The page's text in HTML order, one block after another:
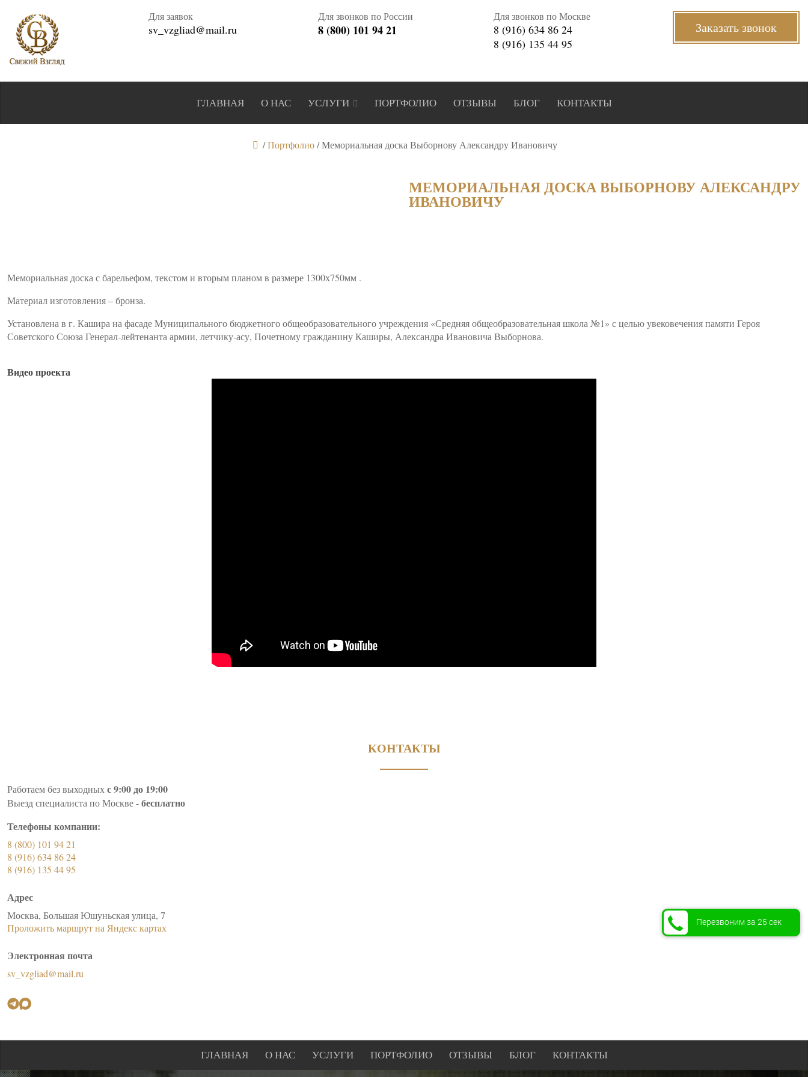
Для заявок
sv_vzgliad@mail.ru
Для звонков по России
8 (800) 101 94 21
Для звонков по Москве
8 (916) 634 86 24
8 (916) 135 44 95
Заказать звонок
ГЛАВНАЯ О НАС УСЛУГИ ПОРТФОЛИО ОТЗЫВЫ БЛОГ КОНТАКТЫ
/Портфолио/Мемориальная доска Выборнову Александру Ивановичу
МЕМОРИАЛЬНАЯ ДОСКА ВЫБОРНОВУ АЛЕКСАНДРУ
ИВАНОВИЧУ
Мемориальная доска с барельефом, текстом и вторым планом в размере 1300х750мм .
Материал изготовления – бронза.
Установлена в г. Кашира на фасаде Муниципального бюджетного общеобразовательного учреждения «Средняя общеобразовательная школа №1» с целью увековечения памяти Героя
Советского Союза Генерал-лейтенанта армии, летчику-асу, Почетному гражданину Каширы, Александра Ивановича Выборнова.
Видео проекта
КОНТАКТЫ
Работаем без выходныхс 9:00 до 19:00
Выезд специалиста по Москве -бесплатно
Телефоны компании:
8 (800) 101 94 21
8 (916) 634 86 24
8 (916) 135 44 95
Адрес
Москва, Большая Юшуньская улица, 7
Проложить маршрут на Яндекс картах
Электронная почта
sv_vzgliad@mail.ru
ГЛАВНАЯ О НАС УСЛУГИ ПОРТФОЛИО ОТЗЫВЫ БЛОГ КОНТАКТЫ
Перезвоним за 25 сек